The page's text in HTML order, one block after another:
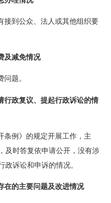
接到公众、法人或其他组织要
及减免情况
题。
行政复议、提起行政诉讼的情
条例》的规定开展工作，主
及时答复依申请公开，没有涉
政诉讼和申诉的情况。
在的主要问题及改进情况